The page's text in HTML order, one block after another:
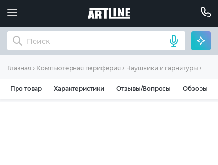
Главная Компьютерная периферия Наушники и гарнитуры
Про товар Характеристики Отзывы/Вопросы Обзоры